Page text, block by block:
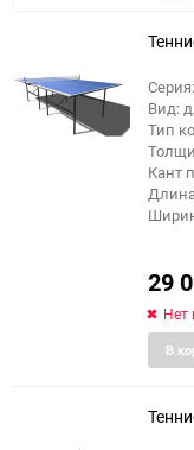
Вид:
Тип
Кант
29
Нет
В